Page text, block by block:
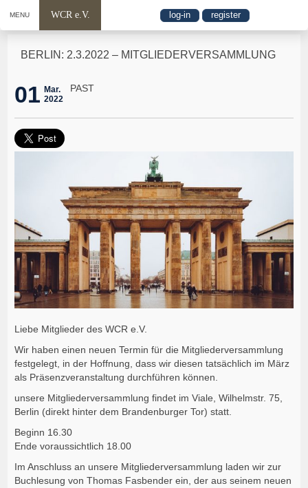
MENU WCR e.V. log-in register
BERLIN: 2.3.2022 – MITGLIEDERVERSAMMLUNG
01 Mar.
2022
PAST
Liebe Mitglieder des WCR e.V.
Wir haben einen neuen Termin für die Mitgliederversammlung
festgelegt, in der Hoffnung, dass wir diesen tatsächlich im März
als Präsenzveranstaltung durchführen können.
unsere Mitgliederversammlung findet im Viale, Wilhelmstr. 75,
Berlin (direkt hinter dem Brandenburger Tor) statt.
Beginn 16.30
Ende voraussichtlich 18.00
Im Anschluss an unsere Mitgliederversammlung laden wir zur
Buchlesung von Thomas Fasbender ein, der aus seinem neuen